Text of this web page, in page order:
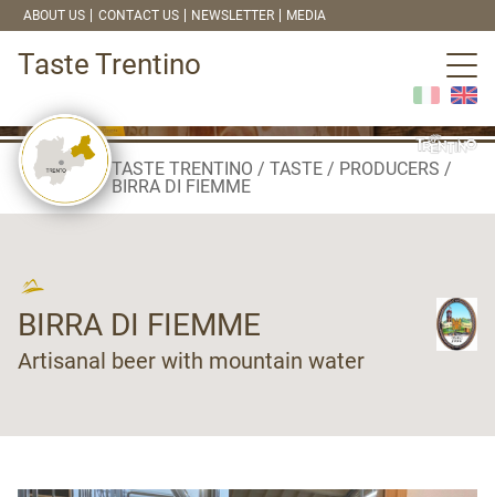
ABOUT US CONTACT US NEWSLETTER MEDIA
Taste Trentino
TASTE TRENTINO TASTE
PRODUCERS
BIRRA DI FIEMME
BIRRA DI FIEMME
Artisanal beer with mountain water